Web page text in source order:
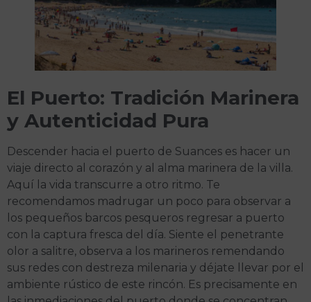
El Puerto: Tradición Marinera
y Autenticidad Pura
Descender hacia el puerto de Suances es hacer un
viaje directo al corazón y al alma marinera de la villa.
Aquí la vida transcurre a otro ritmo. Te
recomendamos madrugar un poco para observar a
los pequeños barcos pesqueros regresar a puerto
con la captura fresca del día. Siente el penetrante
olor a salitre, observa a los marineros remendando
sus redes con destreza milenaria y déjate llevar por el
ambiente rústico de este rincón. Es precisamente en